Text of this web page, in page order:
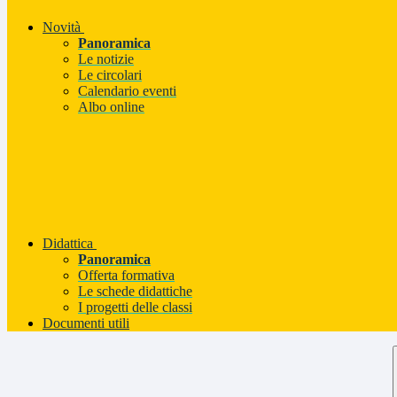
Novità
Panoramica
Le notizie
Le circolari
Calendario eventi
Albo online
Didattica
Panoramica
Offerta formativa
Le schede didattiche
I progetti delle classi
Documenti utili